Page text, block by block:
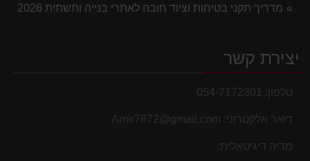
מדריך תקני בטיחות וציוד חובה לאתרי בנייה ותשתית 2026
יצירת קשר
טלפון: 054-7172301
דואר אלקטרוני: Amir7872@gmail.com
מדיה דיגיטאלית: